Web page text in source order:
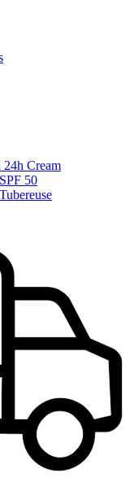
Cream
50